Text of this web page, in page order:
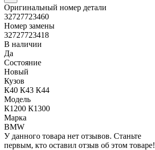
Оригинальный номер детали
32727723460
Номер замены
32727723418
В наличии
Да
Состояние
Новый
Кузов
К40 К43 К44
Модель
К1200 К1300
Марка
BMW
У данного товара нет отзывов. Станьте
первым, кто оставил отзыв об этом товаре!